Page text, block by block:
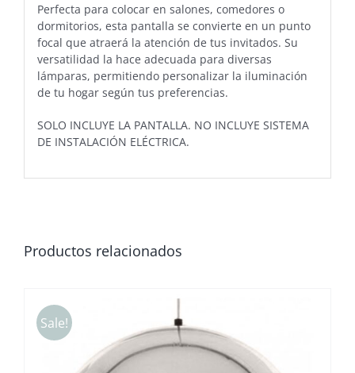
Perfecta para colocar en salones, comedores o
dormitorios, esta pantalla se convierte en un punto
focal que atraerá la atención de tus invitados. Su
versatilidad la hace adecuada para diversas
lámparas, permitiendo personalizar la iluminación
de tu hogar según tus preferencias.
SOLO INCLUYE LA PANTALLA. NO INCLUYE SISTEMA
DE INSTALACIÓN ELÉCTRICA.
Productos relacionados
Sale!